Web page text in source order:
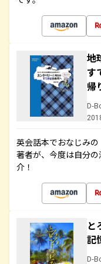
地
す
帰
D-
英会話本でおなじみ
著者が、今度は自分
介！
と
記
D-